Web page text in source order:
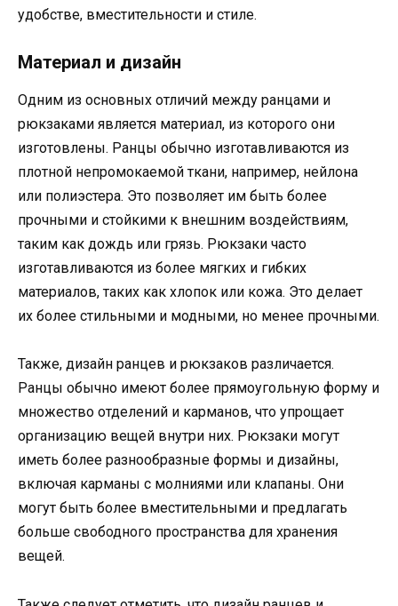
удобстве, вместительности и стиле.
Материал и дизайн
Одним из основных отличий между ранцами и
рюкзаками является материал, из которого они
изготовлены. Ранцы обычно изготавливаются из
плотной непромокаемой ткани, например, нейлона
или полиэстера. Это позволяет им быть более
прочными и стойкими к внешним воздействиям,
таким как дождь или грязь. Рюкзаки часто
изготавливаются из более мягких и гибких
материалов, таких как хлопок или кожа. Это делает
их более стильными и модными, но менее прочными.
Также, дизайн ранцев и рюкзаков различается.
Ранцы обычно имеют более прямоугольную форму и
множество отделений и карманов, что упрощает
организацию вещей внутри них. Рюкзаки могут
иметь более разнообразные формы и дизайны,
включая карманы с молниями или клапаны. Они
могут быть более вместительными и предлагать
больше свободного пространства для хранения
вещей.